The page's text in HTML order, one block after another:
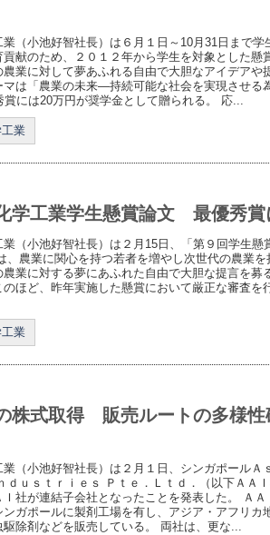
（小池好智社長）は６月１日～10月31日まで学
貢献のため、２０１２年から学生を対象とした懸
農業に対して夢あふれる自由で大胆なアイデアや
マは「農業の未来―持続可能な社会を実現させる
賞には20万円が奨学金として贈られる。 応...
業
学工業学生懸賞論文 最優秀賞
業（小池好智社長）は２月15日、「第９回学生懸
、農業に関心を持つ若者を増やし次世代の農業
農業に対する夢にあふれた自由で大胆な提言を募
ほど、昨年実施した懸賞において厳正な審査を
業
株式取得 販売ルートの多様
（小池好智社長）は２月１日、シンガポールＡ
ｄｕｓｔｒｉｅｓ Ｐｔｅ．Ｌｔｄ．（以下ＡＡ
Ｉ社が連結子会社となったことを発表した。 Ａ
ンガポールに製剤工場を有し、アジア・アフリカ
除剤などを販売している。 両社は、更な...